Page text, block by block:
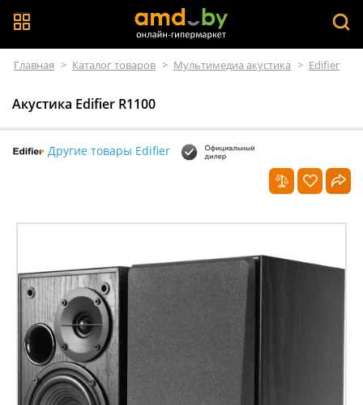
Главная > Каталог товаров > Мультимедиа акустика > Edifier
Акустика Edifier R1100
Другие товары Edifier